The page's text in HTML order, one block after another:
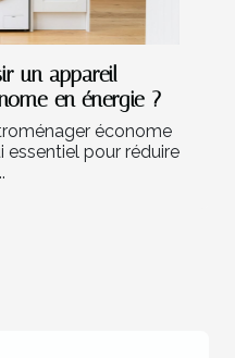
un appareil
en énergie ?
économe
essentiel pour réduire